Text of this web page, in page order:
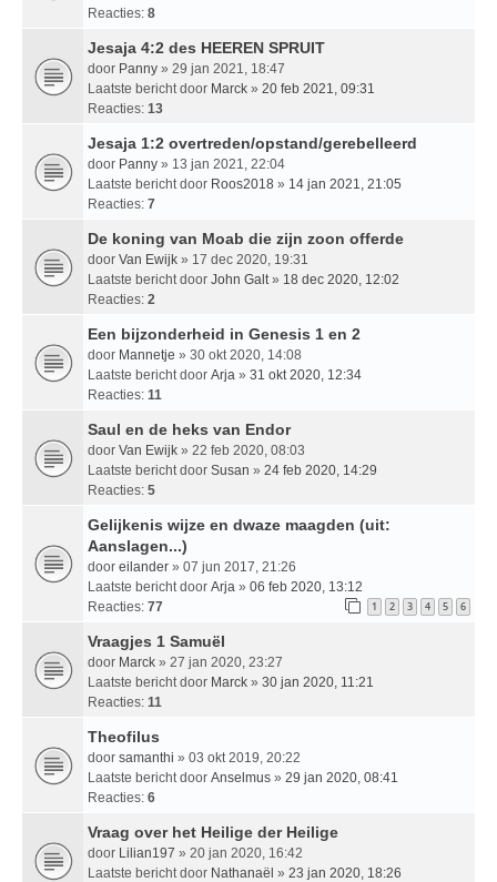
Reacties: 8
Jesaja 4:2 des HEEREN SPRUIT
door Panny » 29 jan 2021, 18:47
Laatste bericht door Marck » 20 feb 2021, 09:31
Reacties: 13
Jesaja 1:2 overtreden/opstand/gerebelleerd
door Panny » 13 jan 2021, 22:04
Laatste bericht door Roos2018 » 14 jan 2021, 21:05
Reacties: 7
De koning van Moab die zijn zoon offerde
door Van Ewijk » 17 dec 2020, 19:31
Laatste bericht door John Galt » 18 dec 2020, 12:02
Reacties: 2
Een bijzonderheid in Genesis 1 en 2
door Mannetje » 30 okt 2020, 14:08
Laatste bericht door Arja » 31 okt 2020, 12:34
Reacties: 11
Saul en de heks van Endor
door Van Ewijk » 22 feb 2020, 08:03
Laatste bericht door Susan » 24 feb 2020, 14:29
Reacties: 5
Gelijkenis wijze en dwaze maagden (uit:
Aanslagen...)
door eilander » 07 jun 2017, 21:26
Laatste bericht door Arja » 06 feb 2020, 13:12
Reacties: 77 1 2 3 4 5 6
Vraagjes 1 Samuël
door Marck » 27 jan 2020, 23:27
Laatste bericht door Marck » 30 jan 2020, 11:21
Reacties: 11
Theofilus
door samanthi » 03 okt 2019, 20:22
Laatste bericht door Anselmus » 29 jan 2020, 08:41
Reacties: 6
Vraag over het Heilige der Heilige
door Lilian197 » 20 jan 2020, 16:42
Laatste bericht door Nathanaël » 23 jan 2020, 18:26